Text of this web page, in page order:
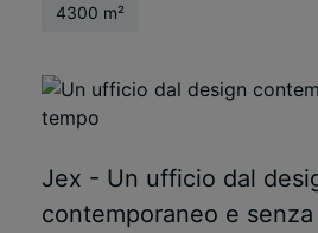
4300 m²
Jex - Un ufficio dal
contemporaneo e